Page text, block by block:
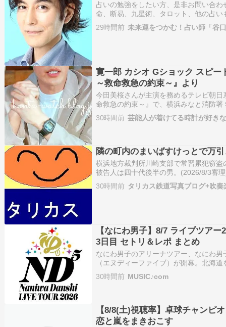
占いの勉強をしたい方、是非お問い合
命、断易、九星術、タロット、他の占
てオススメしたいのは、四柱推命＋断
特徴や時期的な反応を知り、断易で吉
29時間前 未来運をつかむ！占い師「
寛一郎 カシオ Gショック スピー
～救命救急の約束～』より
今田美桜さんが主演を務めるテレビ朝
命救急の約束～』で、横浜みなと消防
が着用されていました。 G-SHOCK G
5600E-1 腕時計 メンズウォッチ 国内
30時間前 芸能人が着けてる時計が好き
隣の町内のまいばすけっとで万
横浜地方裁判所川崎支部で常習累犯窃
被告人は四十代後半の男。(2026/8/3審
像がスクリーンに映し出される。被告
つけめん1つを手に取り代金を払わず店
30時間前 タリカス鉄道写真ブログ+吹奏
【なにわ男子】8/7 ライブツア
3日目 セトリ＆レポ まとめ
なにわ男子のアリーナツアー、なにわ
（エヌディーファイブ）が開幕。北海
市で公演が開催されます。 8/7（金）
の様子をまとめました。 【なにわ男子
30時間前 MUSIC♪com
【8/8(土)視聴率】卓球チャンピ
恋と嵐をまきおこす